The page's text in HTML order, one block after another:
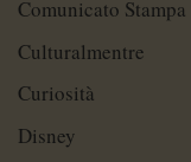
Comunicato Stampa
Culturalmentre
Curiosità
Disney